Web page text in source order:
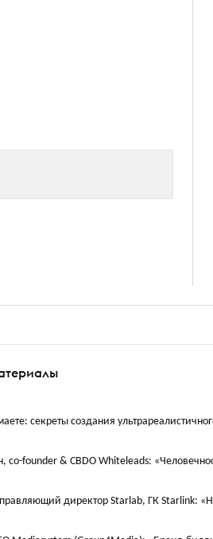
секреты создания
co-founder & CBDO Whiteleads:
директор Starlab, ГК Starlink: